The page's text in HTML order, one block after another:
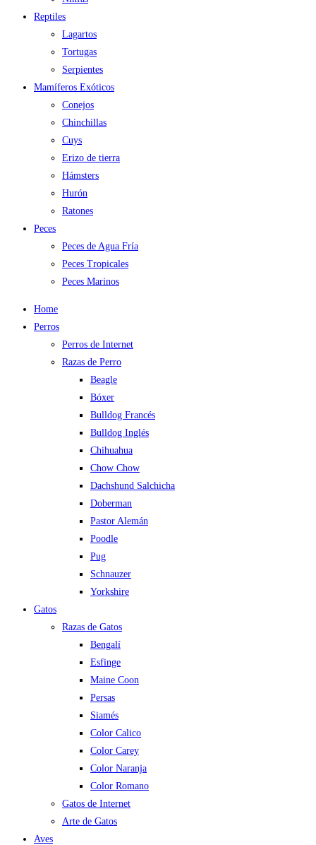
Reptiles
Lagartos
Tortugas
Serpientes
Mamíferos Exóticos
Conejos
Chinchillas
Cuys
Erizo de tierra
Hámsters
Hurón
Ratones
Peces
Peces de Agua Fría
Peces Tropicales
Peces Marinos
Home
Perros
Perros de Internet
Razas de Perro
Beagle
Bóxer
Bulldog Francés
Bulldog Inglés
Chihuahua
Chow Chow
Dachshund Salchicha
Doberman
Pastor Alemán
Poodle
Pug
Schnauzer
Yorkshire
Gatos
Razas de Gatos
Bengalí
Esfinge
Maine Coon
Persas
Siamés
Color Calico
Color Carey
Color Naranja
Color Romano
Gatos de Internet
Arte de Gatos
Aves